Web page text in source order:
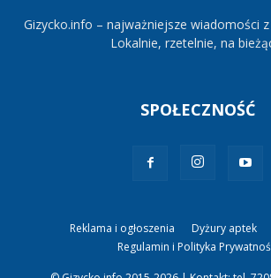
Gizycko.info – najważniejsze wiadomości
Lokalnie, rzetelnie, na
SPOŁECZNOŚĆ
Reklama i ogłoszenia Dyżury aptek
Regulamin i Polityka